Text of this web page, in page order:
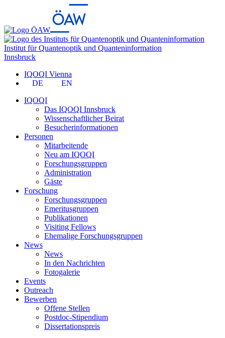
Institut für Quantenoptik und Quanteninformation
Innsbruck
IQOQI Vienna
DE
EN
IQOQI
Das IQOQI Innsbruck
Wissenschaftlicher Beirat
Besucherinformationen
Personen
Mitarbeitende
Neu am IQOQI
Forschungsgruppen
Administration
Gäste
Forschung
Forschungsgruppen
Emeritusgruppen
Publikationen
Visiting Fellows
Ehemalige Forschungsgruppen
News
News
In den Nachrichten
Fotogalerie
Events
Outreach
Bewerben
Offene Stellen
Postdoc-Stipendium
Dissertationspreis